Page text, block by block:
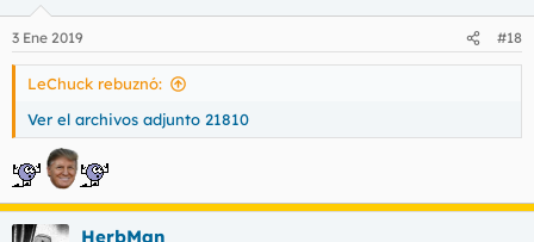
e
s
3 Ene 2019 #18
LeChuck rebuznó:
Ver el archivos adjunto 21810
HerbMan